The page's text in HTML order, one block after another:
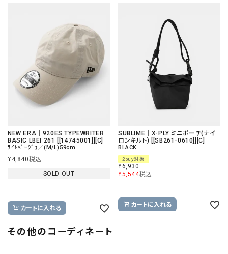
NEW ERA｜920ES TYPEWRITER
BASIC LBEI 261 [[14745001]][C]
ﾗｲﾄﾍﾞｰｼﾞｭ／(M/L)59cm
¥4,840税込
SOLD OUT
カートに入れる
SUBLIME｜X-PLY ミニポーチ(ナイ
ロンキルト) [[SB261-0610]][C]
BLACK
2buy対象
¥6,930
¥5,544税込
カートに入れる
その他のコーディネート